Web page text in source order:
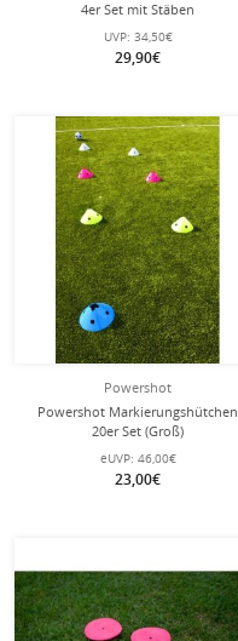
4er Set mit Stäben
UVP: 34,50€
29,90€
Powershot
Powershot Markierungshütchen
20er Set (Groß)
eUVP: 46,00€
23,00€